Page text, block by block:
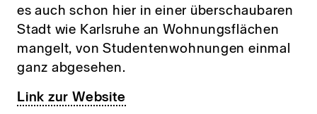
es auch schon hier in einer überschaubaren
Stadt wie Karlsruhe an Wohnungsflächen
mangelt, von Studentenwohnungen einmal
ganz abgesehen.
Link zur Website